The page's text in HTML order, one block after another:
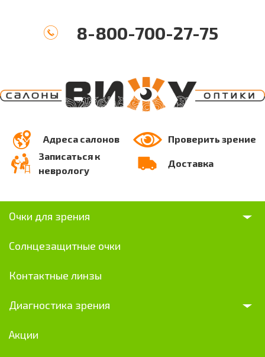
8-800-700-27-75
Адреса салонов
Проверить зрение
Записаться к
неврологу
Доставка
Очки для зрения
Солнцезащитные очки
Контактные линзы
Диагностика зрения
Акции